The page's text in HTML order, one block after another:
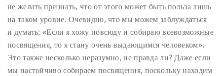
не желать признать, что от этого может быть польза лишь
на таком уровне. Очевидно, что мы можем заблуждаться
и думать: «Если я хожу повсюду и собираю всевозможные
посвящения, то я стану очень выдающимся человеком».
Это также несколько неразумно, не правда ли? Даже если
мы настойчиво собираем посвящения, поскольку находим